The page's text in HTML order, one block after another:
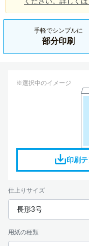
手軽でシンプルに
部分印刷
※選択中のイメージ
印刷
仕上りサイズ
長形3号
用紙の種類